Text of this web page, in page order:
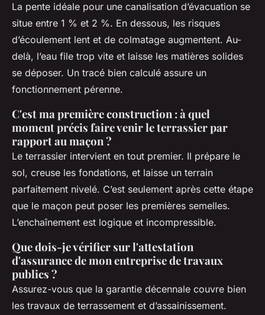
La pente idéale pour une canalisation d’évacuation se
situe entre 1 % et 2 %. En dessous, les risques
d’écoulement lent et de colmatage augmentent. Au-
delà, l’eau file trop vite et laisse les matières solides
se déposer. Un tracé bien calculé assure un
fonctionnement pérenne.
C'est ma première construction : à quel
moment précis faire venir le terrassier par
rapport au maçon ?
Le terrassier intervient en tout premier. Il prépare le
sol, creuse les fondations, et laisse un terrain
parfaitement nivelé. C’est seulement après cette étape
que le maçon peut poser les premières semelles.
L’enchaînement est logique et incompressible.
Que dois-je vérifier sur l'attestation
d'assurance de mon entreprise de travaux
publics ?
Assurez-vous que la garantie décennale couvre bien
les travaux de terrassement et d’assainissement.